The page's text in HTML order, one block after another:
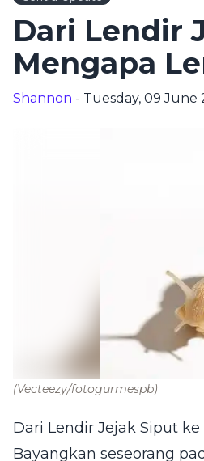
Dari Lendir
Mengapa
Shannon - Tuesday, 09 June
(Vecteezy/fotogurmespb)
Dari Lendir Jejak Siput
Bayangkan seseorang